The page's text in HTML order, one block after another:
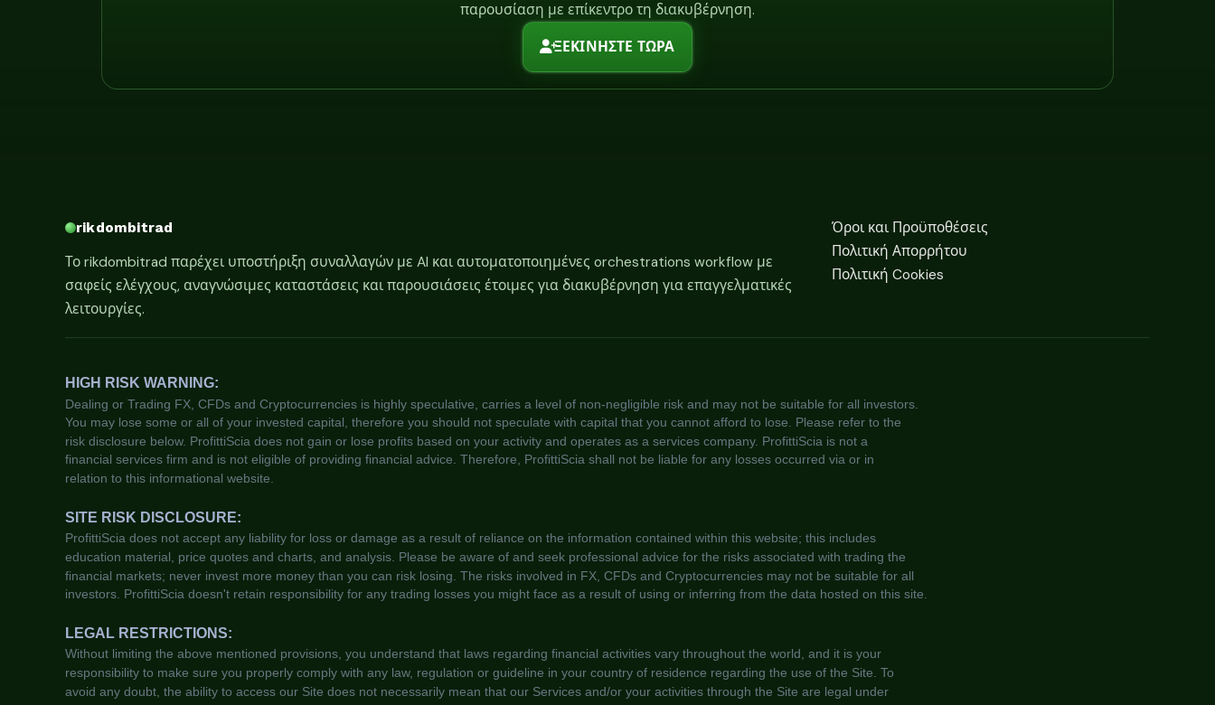
παρουσίαση με επίκεντρο τη διακυβέρνηση.
ΞΕΚΙΝΗΣΤΕ ΤΩΡΑ
rikdombitrad
Το rikdombitrad παρέχει υποστήριξη συναλλαγών με AI και αυτοματοποιημένες orchestrations workflow με
σαφείς ελέγχους, αναγνώσιμες καταστάσεις και παρουσιάσεις έτοιμες για διακυβέρνηση για επαγγελματικές
λειτουργίες.
Όροι και Προϋποθέσεις
Πολιτική Απορρήτου
Πολιτική Cookies